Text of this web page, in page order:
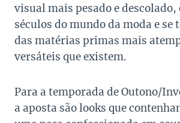
visual mais pesado e descolado,
séculos do mundo da moda e se
das matérias primas mais
versáteis que existem.
Para a temporada de Outono/
a aposta são looks que